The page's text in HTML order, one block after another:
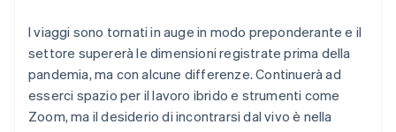
I viaggi sono tornati in auge in modo preponderante e il
settore supererà le dimensioni registrate prima della
pandemia, ma con alcune differenze. Continuerà ad
esserci spazio per il lavoro ibrido e strumenti come
Zoom, ma il desiderio di incontrarsi dal vivo è nella